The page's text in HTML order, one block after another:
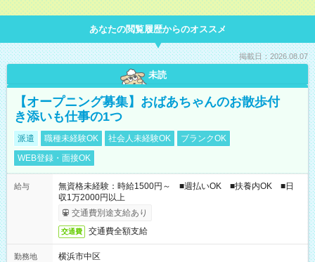
あなたの閲覧履歴からのオススメ
掲載日：2026.08.07
未読
【オープニング募集】おばあちゃんのお散歩付
き添いも仕事の1つ
派遣 職種未経験OK 社会人未経験OK
ブランクOK
WEB登録・面接OK
給与
無資格未経験：時給1500円～ ■週払いOK ■扶養内OK ■日
収1万2000円以上
交通費別途支給あり
交通費 交通費全額支給
勤務地
横浜市中区